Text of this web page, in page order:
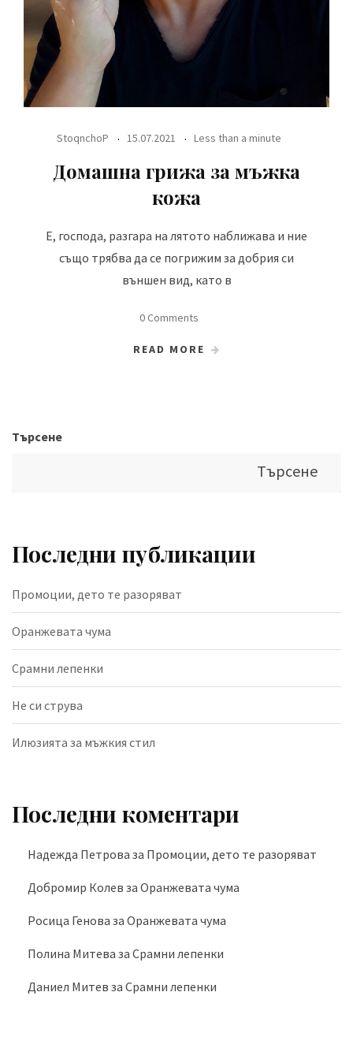
StoqnchoP 15.07.2021 Less than a minute
Домашна грижа за мъжка
кожа
Е, господа, разгара на лятото наближава и ние
също трябва да се погрижим за добрия си
външен вид, като в
0 Comments
READ MORE
Търсене
Търсене
Последни публикации
Промоции, дето те разоряват
Оранжевата чума
Срамни лепенки
Не си струва
Илюзията за мъжкия стил
Последни коментари
Надежда Петрова за Промоции, дето те разоряват
Добромир Колев за Оранжевата чума
Росица Генова за Оранжевата чума
Полина Митева за Срамни лепенки
Даниел Митев за Срамни лепенки